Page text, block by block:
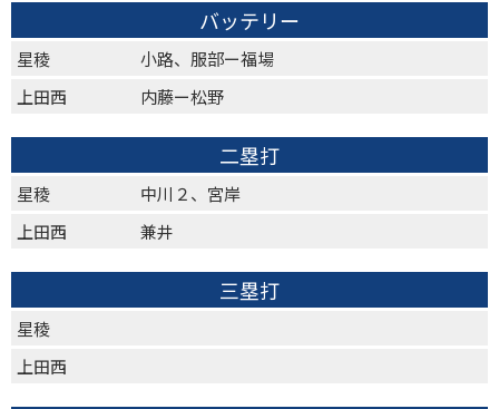
バッテリー
星稜
小路、服部ー福場
上田西
内藤ー松野
二塁打
星稜
中川２、宮岸
上田西
兼井
三塁打
星稜
上田西